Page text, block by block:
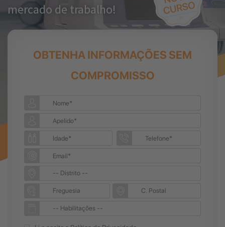
mercado de trabalho!
OBTENHA INFORMAÇÕES SEM
COMPROMISSO